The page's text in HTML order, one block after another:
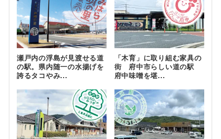
瀬戸内の浮島が見渡せる道
の駅。県内随一の水揚げを
誇るタコやみ...
「木育」に取り組む家具の
街 府中市らしい道の駅
府中味噌を堪...